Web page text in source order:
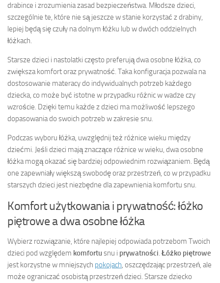
drabince i zrozumienia zasad bezpieczeństwa. Młodsze dzieci,
szczególnie te, które nie są jeszcze w stanie korzystać z drabiny,
lepiej będą się czuły na dolnym łóżku lub w dwóch oddzielnych
łóżkach.
Starsze dzieci i nastolatki często preferują dwa osobne łóżka, co
zwiększa komfort oraz prywatność. Taka konfiguracja pozwala na
dostosowanie materacy do indywidualnych potrzeb każdego
dziecka, co może być istotne w przypadku różnic w wadze czy
wzroście. Dzięki temu każde z dzieci ma możliwość lepszego
dopasowania do swoich potrzeb w zakresie snu.
Podczas wyboru łóżka, uwzględnij też różnice wieku między
dziećmi. Jeśli dzieci mają znaczące różnice w wieku, dwa osobne
łóżka mogą okazać się bardziej odpowiednim rozwiązaniem. Będą
one zapewniały większą swobodę oraz przestrzeń, co w przypadku
starszych dzieci jest niezbędne dla zapewnienia komfortu snu.
Komfort użytkowania i prywatność: łóżko
piętrowe a dwa osobne łóżka
Wybierz rozwiązanie, które najlepiej odpowiada potrzebom Twoich
dzieci pod względem komfortusnu i prywatności Łóżko piętrowe
jest korzystne w mniejszych pokojach , oszczędzając przestrzeń, ale
może ograniczać osobistą przestrzeń dzieci. Starsze dziecko